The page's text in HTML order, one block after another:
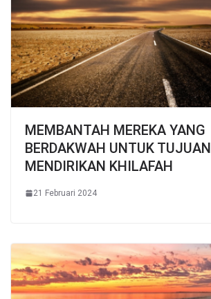
MEMBANTAH MEREKA YANG
BERDAKWAH UNTUK TUJUAN
MENDIRIKAN KHILAFAH
21 Februari 2024